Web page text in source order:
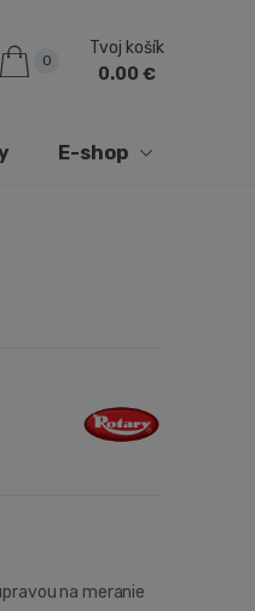
0
Tvoj košík
0.00 €
E-shop
na meranie